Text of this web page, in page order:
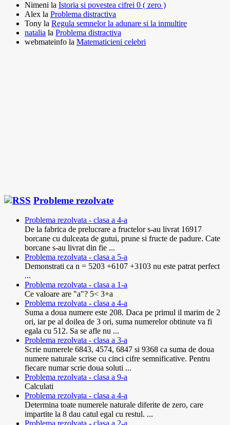
Nimeni la Istoria si povestea cifrei 0 ( zero )
Alex la Problema distractiva
Tony la Regula semnelor la adunare si la inmultire
natalia la Problema distractiva
webmateinfo la Matematicieni celebri
Probleme rezolvate
Problema rezolvata - clasa a 4-a
De la fabrica de prelucrare a fructelor s-au livrat 16917
borcane cu dulceata de gutui, prune si fructe de padure. Cate
borcane s-au livrat din fie ...
Problema rezolvata - clasa a 5-a
Demonstrati ca n = 5203 +6107 +3103 nu este patrat perfect
...
Problema rezolvata - clasa a 1-a
Ce valoare are "a"? 5< 3+a
Problema rezolvata - clasa a 4-a
Suma a doua numere este 208. Daca pe primul il marim de 2
ori, iar pe al doilea de 3 ori, suma numerelor obtinute va fi
egala cu 512. Sa se afle nu ...
Problema rezolvata - clasa a 3-a
Scrie numerele 6843, 4574, 6847 si 9368 ca suma de doua
numere naturale scrise cu cinci cifre semnificative. Pentru
fiecare numar scrie doua soluti ...
Problema rezolvata - clasa a 9-a
Calculati
Problema rezolvata - clasa a 4-a
Determina toate numerele naturale diferite de zero, care
impartite la 8 dau catul egal cu restul. ...